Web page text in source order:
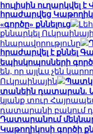
հուլիսին ուղարկվել
հրաժարվեց
«գործը» քննելուց
քննարկել
հնարավորությունը
հրաժարվել է քննել
եպիսկոպոսների
են, որ այլևս չեն
Ուկրաինային
տանեին դատարան.
կյանք տուր
դատարանի բակում
Դատարանում
Կաթողիկոսի գործի